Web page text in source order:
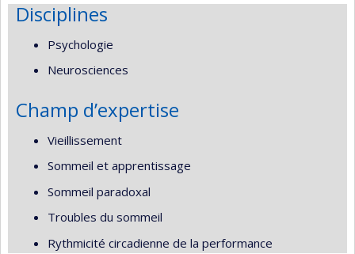
Disciplines
Psychologie
Neurosciences
Champ d’expertise
Vieillissement
Sommeil et apprentissage
Sommeil paradoxal
Troubles du sommeil
Rythmicité circadienne de la performance